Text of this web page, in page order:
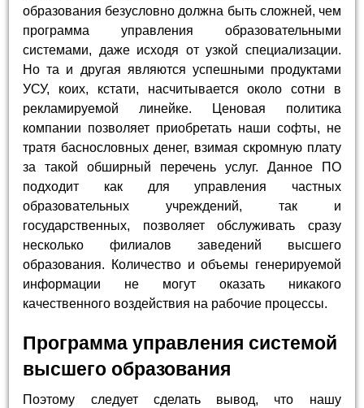
образования безусловно должна быть сложней, чем
программа управления образовательными
системами, даже исходя от узкой специализации.
Но та и другая являются успешными продуктами
УСУ, коих, кстати, насчитывается около сотни в
рекламируемой линейке. Ценовая политика
компании позволяет приобретать наши софты, не
тратя баснословных денег, взимая скромную плату
за такой обширный перечень услуг. Данное ПО
подходит как для управления частных
образовательных учреждений, так и
государственных, позволяет обслуживать сразу
несколько филиалов заведений высшего
образования. Количество и объемы генерируемой
информации не могут оказать никакого
качественного воздействия на рабочие процессы.
Программа управления системой
высшего образования
Поэтому следует сделать вывод, что нашу